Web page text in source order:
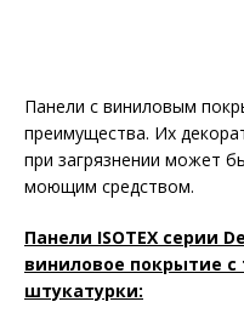
Панели с виниловым
преимущества. Их
при загрязнении может
моющим средством.
Панели ISOTEX серии
виниловое покрытие с
штукатурки: